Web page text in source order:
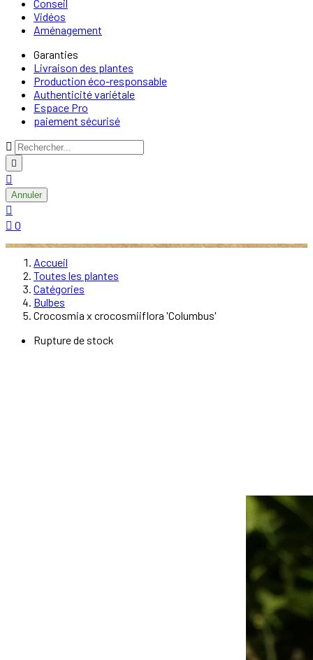
Conseil
Vidéos
Aménagement
Garanties
Livraison des plantes
Production éco-responsable
Authenticité variétale
Espace Pro
paiement sécurisé



Annuler

 0
Accueil
Toutes les plantes
Catégories
Bulbes
Crocosmia x crocosmiiflora 'Columbus'
Rupture de stock